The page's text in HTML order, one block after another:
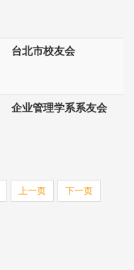
台北市校友会
企业管理学系系友会
上一页 下一页